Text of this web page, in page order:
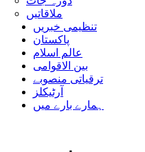
ملاقاتیں
تنظیمی خبریں
پاکستان
عالم اسلام
بین الاقوامی
ترقیاتی منصوبے
آرٹیکلز
ہمارے بارے میں